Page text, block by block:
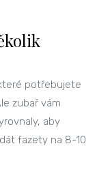
potřebujete
zubař vám
aby
fazety na 8-10